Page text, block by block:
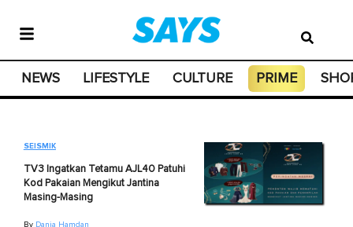
NEWS LIFESTYLE CULTURE PRIME
SEISMIK
TV3 Ingatkan Tetamu AJL40 Patuhi
Kod Pakaian Mengikut Jantina
Masing-Masing
By Dania Hamdan